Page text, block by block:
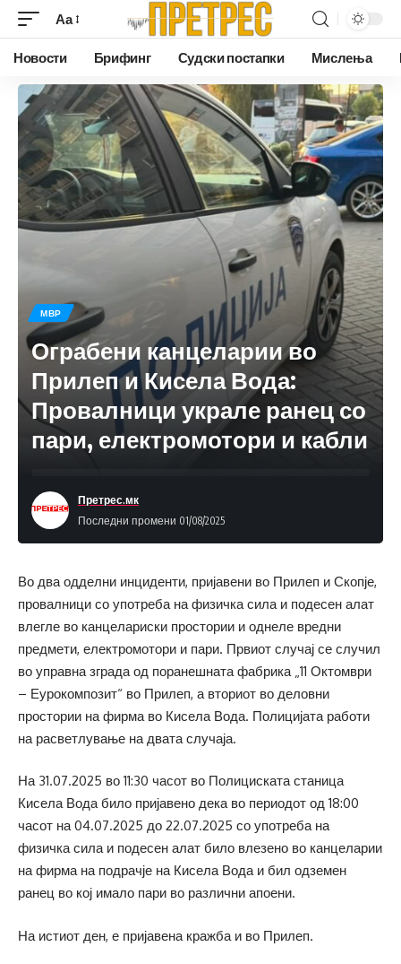
Аа
Новости Брифинг Судски постапки Мислења
МВР
Ограбени канцеларии во
Прилеп и Кисела Вода:
Провалници украле ранец со
пари, електромотори и кабли
Последни промени 01/08/2025
Претрес.мк
Во два одделни инциденти, пријавени во Прилеп и Скопје,
провалници со употреба на физичка сила и подесен алат
влегле во канцелариски простории и однеле вредни
предмети, електромотори и пари. Првиот случај се случил
во управна зграда од поранешната фабрика „11 Октомври
– Еурокомпозит“ во Прилеп, а вториот во деловни
простории на фирма во Кисела Вода. Полицијата работи
на расветлување на двата случаја.
На 31.07.2025 во 11:30 часот во Полициската станица
Кисела Вода било пријавено дека во периодот од 18:00
часот на 04.07.2025 до 22.07.2025 со употреба на
физичка сила и подесен алат било влезено во канцеларии
на фирма на подрачје на Кисела Вода и бил одземен
ранец во кој имало пари во различни апоени.
На истиот ден, е пријавена кражба и во Прилеп.